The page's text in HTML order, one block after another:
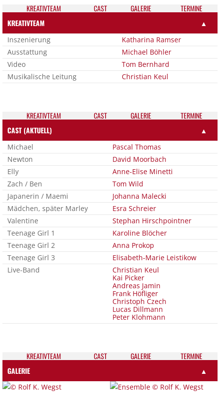
KREATIV­TEAM CAST GALE­RIE
TER­MI­NE
KREATIVTEAM
▲
Inszenierung
Katharina Ramser
Ausstattung
Michael Böhler
Video
Tom Bernhard
Musikalische Leitung
Christian Keul
KREATIV­TEAM CAST GALE­RIE
TER­MI­NE
CAST (AKTUELL)
▲
Michael
Pascal Thomas
Newton
David Moorbach
Elly
Anne-Elise Minetti
Zach / Ben
Tom Wild
Japanerin / Maemi
Johanna Malecki
Mädchen, später Marley
Esra Schreier
Valentine
Stephan Hirschpointner
Teenage Girl 1
Karoline Blöcher
Teenage Girl 2
Anna Prokop
Teenage Girl 3
Elisabeth-Marie Leistikow
Live-Band
Christian Keul
Kai Picker
Andreas Jamin
Frank Höfliger
Christoph Czech
Lucas Dillmann
Peter Klohmann
KREATIV­TEAM CAST GALE­RIE
TER­MI­NE
GALERIE
▲